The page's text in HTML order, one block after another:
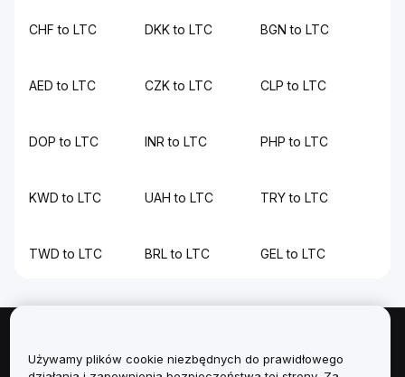
CHF to LTC DKK to LTC BGN to LTC
AED to LTC CZK to LTC CLP to LTC
DOP to LTC INR to LTC PHP to LTC
KWD to LTC UAH to LTC TRY to LTC
TWD to LTC BRL to LTC GEL to LTC
Informacje
Używamy plików cookie niezbędnych do prawidłowego